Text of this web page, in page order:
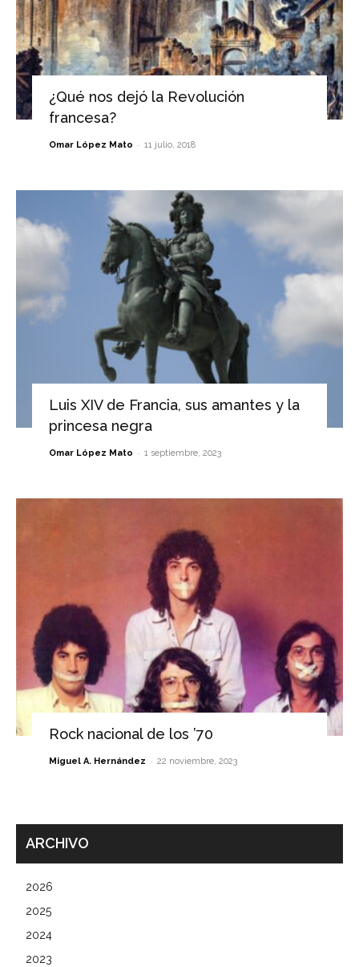
¿Qué nos dejó la Revolución
francesa?
Omar López Mato - 11 julio, 2018
Luis XIV de Francia, sus amantes y la
princesa negra
Omar López Mato - 1 septiembre, 2023
Rock nacional de los ’70
Miguel A. Hernández - 22 noviembre, 2023
ARCHIVO
2026
2025
2024
2023